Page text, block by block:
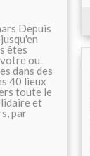
Depuis
êtes
ou
dans des
40 lieux
toute le
et
par